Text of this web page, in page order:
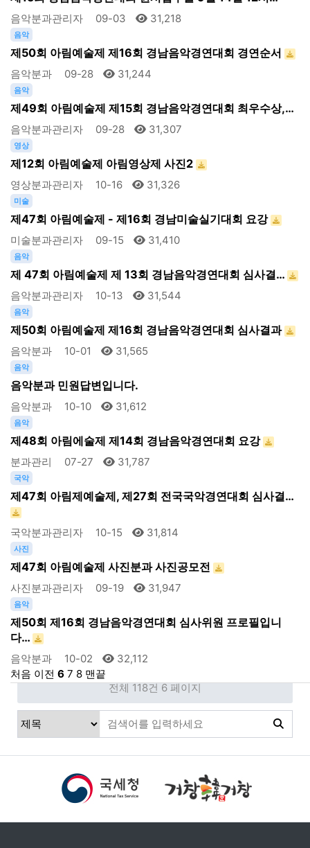
음악분과관리자 09-03 31,218
음악
제50회 아림예술제 제16회 경남음악경연대회 경연순서
음악분과 09-28 31,244
음악
제49회 아림예술제 제15회 경남음악경연대회 최우수상,…
음악분과관리자 09-28 31,307
영상
제12회 아림예술제 아림영상제 사진2
영상분과관리자 10-16 31,326
미술
제47회 아림예술제 - 제16회 경남미술실기대회 요강
미술분과관리자 09-15 31,410
음악
제 47회 아림예술제 제 13회 경남음악경연대회 심사결…
음악분과관리자 10-13 31,544
음악
제50회 아림예술제 제16회 경남음악경연대회 심사결과
음악분과 10-01 31,565
음악
음악분과 민원답변입니다.
음악분과 10-10 31,612
음악
제48회 아림에술제 제14회 경남음악경연대회 요강
분과관리 07-27 31,787
국악
제47회 아림제예술제, 제27회 전국국악경연대회 심사결…
국악분과관리자 10-15 31,814
사진
제47회 아림예술제 사진분과 사진공모전
사진분과관리자 09-19 31,947
음악
제50회 제16회 경남음악경연대회 심사위원 프로필입니
다…
음악분과 10-02
32,112
처음 이전 6 7 8 맨끝
전체 118건 6 페이지